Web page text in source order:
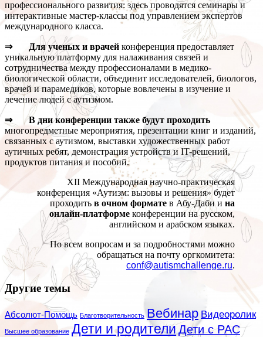
профессионального развития: здесь проводятся семинары и
интерактивные мастер-классы под управлением экспертов
международного класса.
⇒ Для ученых и врачей конференция предоставляет
уникальную платформу для налаживания связей и
сотрудничества между профессионалами в медико-
биологической области, объединит исследователей, биологов,
врачей и парамедиков, которые вовлечены в изучение и
лечение людей с аутизмом.
⇒ В дни конференции также будут проходить
многопредметные мероприятия, презентации книг и изданий,
связанных с аутизмом, выставки художественных работ
аутичных ребят, демонстрация устройств и IT-решений,
продуктов питания и пособий.
XII Международная научно-практическая
конференция «Аутизм: вызовы и решения» будет
проходить в очном формате в Абу-Даби и на
онлайн-платформе конференции на русском,
английском и арабском языках.
По всем вопросам и за подробностями можно
обращаться на почту оргкомитета:
conf@autismchallenge.ru.
Другие темы
Абсолют-Помощь Благотворительность Вебинар Видеоролик
Высшее образование Дети и родители Дети с РАС